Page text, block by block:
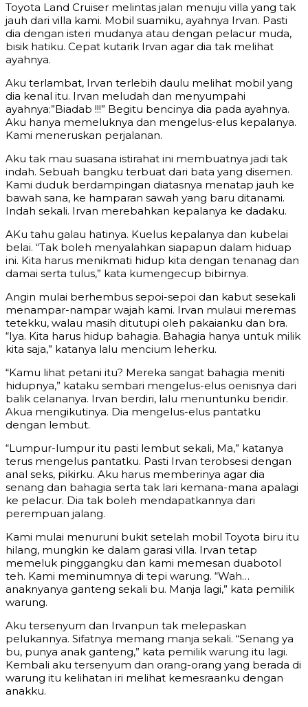
Toyota Land Cruiser melintas jalan menuju villa yang tak
jauh dari villa kami. Mobil suamiku, ayahnya Irvan. Pasti
dia dengan isteri mudanya atau dengan pelacur muda,
bisik hatiku. Cepat kutarik Irvan agar dia tak melihat
ayahnya.
Aku terlambat, Irvan terlebih daulu melihat mobil yang
dia kenal itu. Irvan meludah dan menyumpahi
ayahnya:”Biadab !!!” Begitu bencinya dia pada ayahnya.
Aku hanya memeluknya dan mengelus-elus kepalanya.
Kami meneruskan perjalanan.
Aku tak mau suasana istirahat ini membuatnya jadi tak
indah. Sebuah bangku terbuat dari bata yang disemen.
Kami duduk berdampingan diatasnya menatap jauh ke
bawah sana, ke hamparan sawah yang baru ditanami.
Indah sekali. Irvan merebahkan kepalanya ke dadaku.
AKu tahu galau hatinya. Kuelus kepalanya dan kubelai
belai. “Tak boleh menyalahkan siapapun dalam hiduap
ini. Kita harus menikmati hidup kita dengan tenanag dan
damai serta tulus,” kata kumengecup bibirnya.
Angin mulai berhembus sepoi-sepoi dan kabut sesekali
menampar-nampar wajah kami. Irvan mulaui meremas
tetekku, walau masih ditutupi oleh pakaianku dan bra.
“Iya. Kita harus hidup bahagia. Bahagia hanya untuk milik
kita saja,” katanya lalu mencium leherku.
“Kamu lihat petani itu? Mereka sangat bahagia meniti
hidupnya,” kataku sembari mengelus-elus oenisnya dari
balik celananya. Irvan berdiri, lalu menuntunku beridir.
Akua mengikutinya. Dia mengelus-elus pantatku
dengan lembut.
“Lumpur-lumpur itu pasti lembut sekali, Ma,” katanya
terus mengelus pantatku. Pasti Irvan terobsesi dengan
anal seks, pikirku. Aku harus memberinya agar dia
senang dan bahagia serta tak lari kemana-mana apalagi
ke pelacur. Dia tak boleh mendapatkannya dari
perempuan jalang.
Kami mulai menuruni bukit setelah mobil Toyota biru itu
hilang, mungkin ke dalam garasi villa. Irvan tetap
memeluk pinggangku dan kami memesan duabotol
teh. Kami meminumnya di tepi warung. “Wah…
anaknyanya ganteng sekali bu. Manja lagi,” kata pemilik
warung.
Aku tersenyum dan Irvanpun tak melepaskan
pelukannya. Sifatnya memang manja sekali. “Senang ya
bu, punya anak ganteng,” kata pemilik warung itu lagi.
Kembali aku tersenyum dan orang-orang yang berada di
warung itu kelihatan iri melihat kemesraanku dengan
anakku.